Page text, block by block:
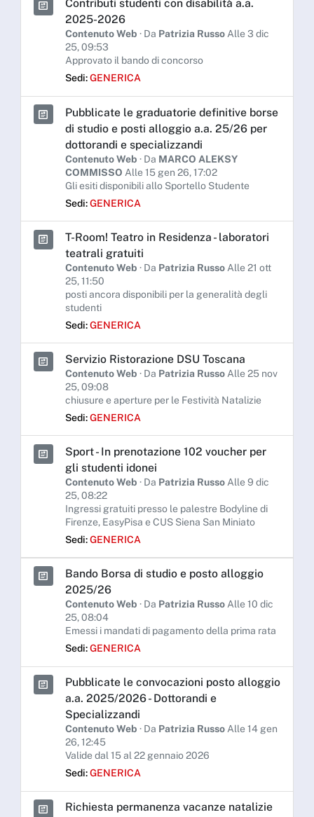
Contributi studenti con disabilità a.a.
2025-2026
Contenuto Web · Da Patrizia RussoAlle 3 dic
25, 09:53
Approvato il bando di concorso
Sedi:GENERICA
Pubblicate le graduatorie definitive borse
di studio e posti alloggio a.a. 25/26 per
dottorandi e specializzandi
Contenuto Web · Da MARCO ALEKSY
COMMISSO Alle 15 gen 26, 17:02
Gli esiti disponibili allo Sportello Studente
Sedi:GENERICA
T-Room! Teatro in Residenza - laboratori
teatrali gratuiti
Contenuto Web · Da Patrizia Russo Alle 21 ott
25, 11:50
posti ancora disponibili per la generalità degli
studenti
Sedi:GENERICA
Servizio Ristorazione DSU Toscana
Contenuto Web · Da Patrizia Russo Alle 25 nov
25, 09:08
chiusure e aperture per le Festività Natalizie
Sedi:GENERICA
Sport - In prenotazione 102 voucher per
gli studenti idonei
Contenuto Web · Da Patrizia Russo Alle 9 dic
25, 08:22
Ingressi gratuiti presso le palestre Bodyline di
Firenze, EasyPisa e CUS Siena San Miniato
Sedi:GENERICA
Bando Borsa di studio e posto alloggio
2025/26
Contenuto Web · Da Patrizia Russo Alle 10 dic
25, 08:04
Emessi i mandati di pagamento della prima rata
Sedi:GENERICA
Pubblicate le convocazioni posto alloggio
a.a. 2025/2026 - Dottorandi e
Specializzandi
Contenuto Web · Da Patrizia Russo Alle 14 gen
26, 12:45
Valide dal 15 al 22 gennaio 2026
Sedi:GENERICA
Richiesta permanenza vacanze natalizie